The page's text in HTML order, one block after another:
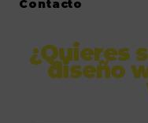
Contacto
¿Quieres
diseño